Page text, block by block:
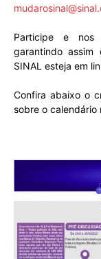
Participe e nos
garantindo
SINAL esteja em
Confira abaixo o
sobre o calendário